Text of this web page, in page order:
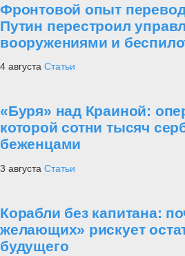
Фронтовой опыт
Путин перестроил
вооружениями и
4 августа Статьи
«Буря» над Краиной:
которой сотни тысяч
беженцами
3 августа Статьи
Корабли без капитана:
желающих» рискует
будущего